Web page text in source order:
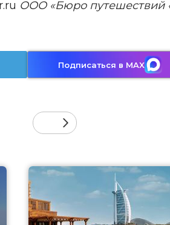
ООО «Бюро путешествий
Подписаться в MAX